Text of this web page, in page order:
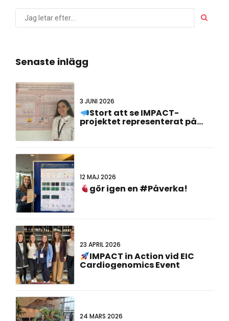
Senaste inlägg
3 JUNI 2026
Stort att se IMPACT-
projektet representerat på
12 MAJ 2026
gör igen en #Påverka!
23 APRIL 2026
IMPACT in Action vid EIC
Cardiogenomics Event
24 MARS 2026